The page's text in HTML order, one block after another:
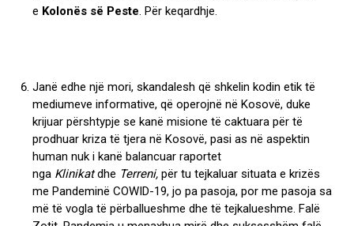
e Kolonës së Peste. Për keqardhje.
Janë edhe një mori, skandalesh që shkelin kodin etik të
mediumeve informative, që operojnë në Kosovë, duke
krijuar përshtypje se kanë misione të caktuara për të
prodhuar kriza të tjera në Kosovë, pasi as në aspektin
human nuk i kanë balancuar raportet
nga Klinikatdhe Terreni, për tu tejkaluar situata e krizës
me Pandeminë COWID-19, jo pa pasoja, por me pasoja sa
më të vogla të përballueshme dhe të tejkalueshme. Falë